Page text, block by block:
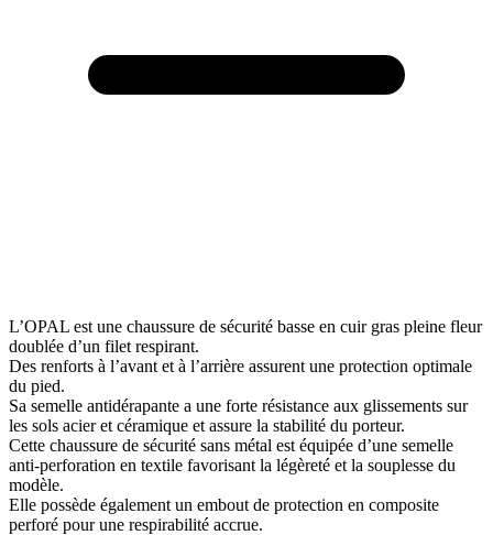
L’OPAL est une chaussure de sécurité basse en cuir gras pleine fleur
doublée d’un filet respirant.
Des renforts à l’avant et à l’arrière assurent une protection optimale
du pied.
Sa semelle antidérapante a une forte résistance aux glissements sur
les sols acier et céramique et assure la stabilité du porteur.
Cette chaussure de sécurité sans métal est équipée d’une semelle
anti-perforation en textile favorisant la légèreté et la souplesse du
modèle.
Elle possède également un embout de protection en composite
perforé pour une respirabilité accrue.